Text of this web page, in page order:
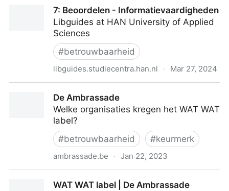
7: Beoordelen - Informatievaardigheden
Libguides at HAN University of Applied
Sciences
#betrouwbaarheid
libguides.studiecentra.han.nl · Mar 27, 2024
De Ambrassade
Welke organisaties kregen het WAT WAT
label?
#betrouwbaarheid #keurmerk
ambrassade.be · Jan 22, 2023
WAT WAT label | De Ambrassade